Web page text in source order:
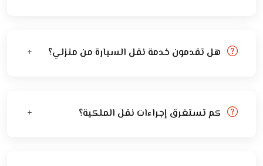
هل تقدمون خدمة نقل السيارة من منزلي؟
كم تستغرق إجراءات نقل الملكية؟